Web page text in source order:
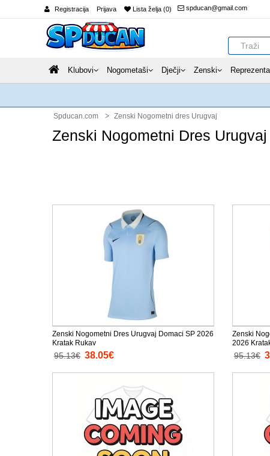
Registracija Prijava Lista želja (0) spducan@gmail.com
Klubovi Nogometaši Dječji Zenski
Spducan.com Zenski Nogometni dres Urugvaj
Zenski Nogometni Dres Urugvaj
Zenski Nogometni Dres Urugvaj Domaci SP 2026
Kratak Rukav
95.13€ 38.05€
Zenski
2026
95.13€